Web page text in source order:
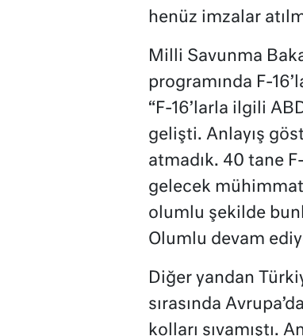
henüz imzalar
Milli Savunma
programında F-
“F-16’larla ilgili
gelişti. Anlayış
atmadık. 40 tane
gelecek
olumlu şekilde
Olumlu devam
Diğer yandan
sırasında
kolları sıvamıştı.